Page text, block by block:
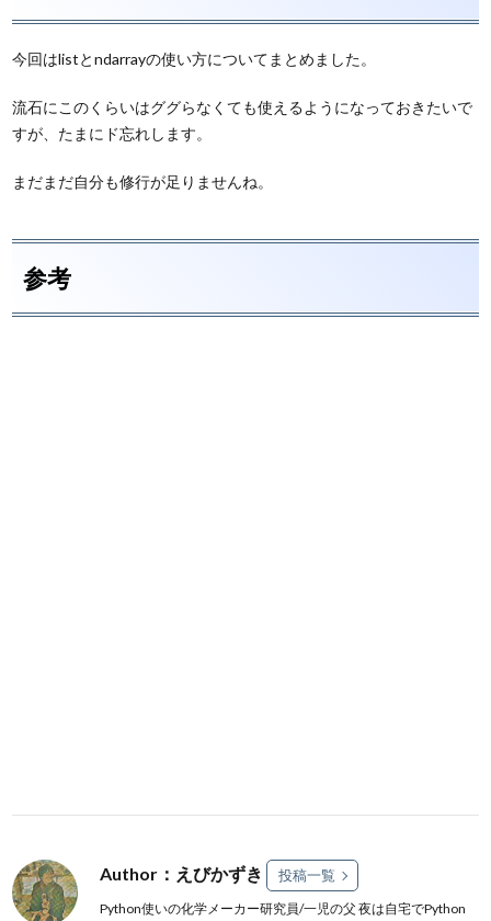
今回はlistとndarrayの使い方についてまとめました。
流石にこのくらいはググらなくても使えるようになっておきたいで
すが、たまにド忘れします。
まだまだ自分も修行が足りませんね。
参考
Author：えびかずき 投稿一覧
Python使いの化学メーカー研究員/一児の父 夜は自宅でPython